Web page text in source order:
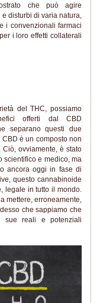
che può agire
disturbi di varia natura,
i convenzionali farmaci
i loro effetti collaterali
del THC, possiamo
offerti dal CBD
separano questi due
è un composto non
ovviamente, è stato
scientifico e medico, ma
ancora oggi in fase di
questo cannabinoide
legale in tutto il mondo.
mettere, erroneamente,
che sappiamo che
reali e potenziali